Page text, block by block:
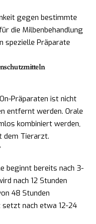
gegen bestimmte
die Milbenbehandlung
spezielle Präparate
Präparaten ist nicht
entfernt werden. Orale
kombiniert werden,
dem Tierarzt.
beginnt bereits nach 3-
nach 12 Stunden
48 Stunden
nach etwa 12-24